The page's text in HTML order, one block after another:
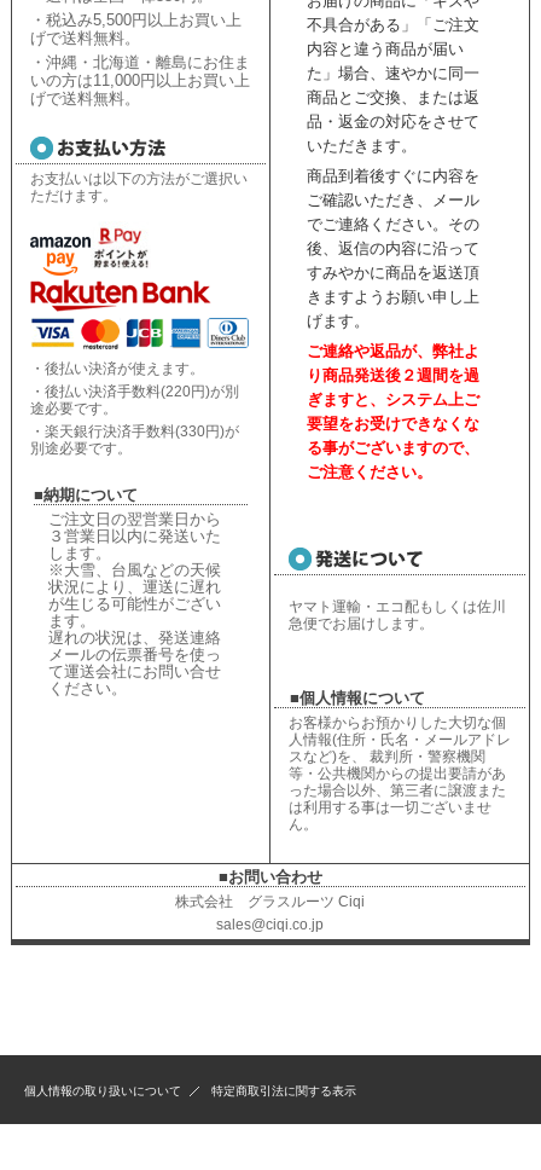
・税込み5,500円以上お買い上
げで送料無料。
・沖縄・北海道・離島にお住ま
いの方は11,000円以上お買い上
げで送料無料。
お支払いは以下の方法がご選択い
ただけます。
・後払い決済が使えます。
・後払い決済手数料(220円)が別
途必要です。
・楽天銀行決済手数料(330円)が
別途必要です。
■納期について
ご注文日の翌営業日から
３営業日以内に発送いた
します。
※大雪、台風などの天候
状況により、 運送に遅れ
が生じる可能性がござい
ます。
遅れの状況は、 発送連絡
メールの伝票番号を使っ
て運送会社にお問い合せ
ください。
不具合がある」「ご注文
内容と違う商品が届い
た」場合、速やかに同一
商品とご交換、または返
品・返金の対応をさせて
いただきます。
商品到着後すぐに内容を
ご確認いただき、
メール
でご連絡ください。 その
後、返信の内容に沿って
すみやかに商品を返送頂
きますようお願い申し上
げます。
ご連絡や返品が、弊社よ
り商品発送後２週間を過
ぎますと、 システム上ご
要望をお受けできなくな
る事がございますので、
ご注意ください。
ヤマト運輸・エコ配もしくは佐川
急便でお届けします。
■個人情報について
お客様からお預かりした大切な個
人情報(住所・氏名・メールアドレ
スなど)を、 裁判所・警察機関
等・公共機関からの提出要請があ
った場合以外、第三者に譲渡また
は利用する事は一切ございませ
ん。
■お問い合わせ
株式会社 グラスルーツ Ciqi
sales@ciqi.co.jp
個人情報の取り扱いについて 特定商取引法に関する表示